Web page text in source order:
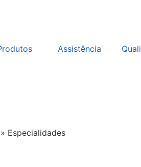
Assistência
» Especialidades